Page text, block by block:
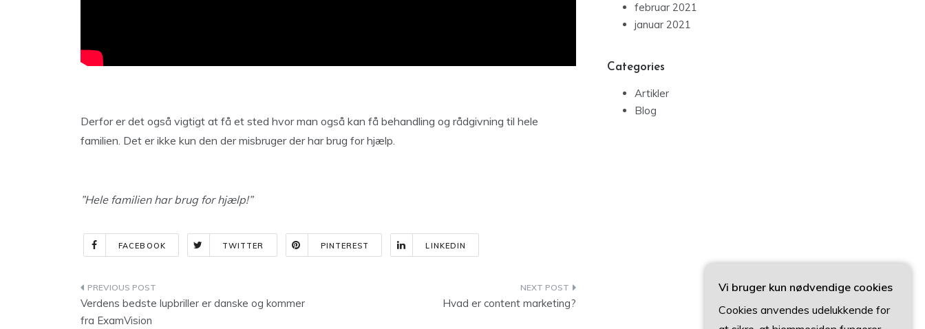
Derfor er det også vigtigt at få et sted hvor man også kan få behandling og rådgivning til hele
familien. Det er ikke kun den der misbruger der har brug for hjælp.
”Hele familien har brug for hjælp!”
FACEBOOK TWITTER PINTEREST LINKEDIN
Indlægsnavigation
Verdens bedste lupbriller er danske og kommer
fra ExamVision
Hvad er content marketing?
februar 2021
januar 2021
Categories
Artikler
Blog
Vi bruger kun nødvendige cookies
Cookies anvendes udelukkende for